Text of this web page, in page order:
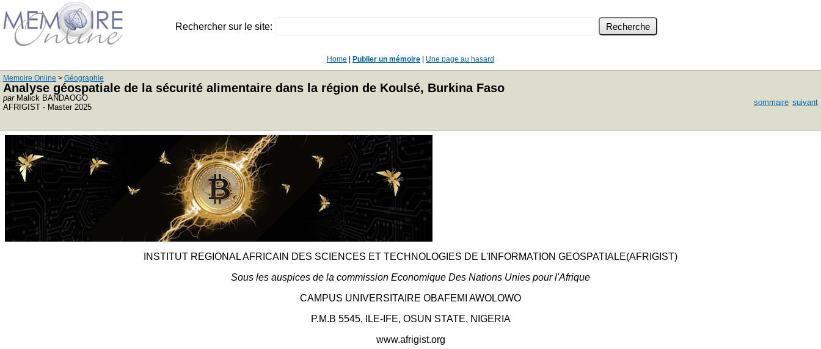
Rechercher sur le site:
Home Publier un mémoire Une page au hasard
Memoire Online > Géographie
Analyse géospatiale de la sécurité alimentaire dans la région de Koulsé, Burkina Faso
parMalick BANDAOGO
AFRIGIST - Master 2025
sommaire suivant
INSTITUT REGIONAL AFRICAIN DES SCIENCES ET TECHNOLOGIES DE L'INFORMATION GEOSPATIALE(AFRIGIST)
Sous les auspices de la commission Economique Des Nations Unies pour l'Afrique
CAMPUS UNIVERSITAIRE OBAFEMI AWOLOWO
P.M.B 5545, ILE-IFE, OSUN STATE, NIGERIA
www.afrigist.org